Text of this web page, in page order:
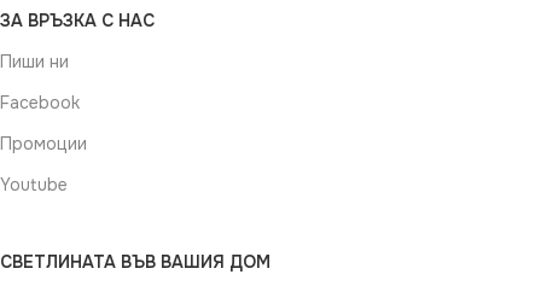
ЗА ВРЪЗКА С НАС
Пиши ни
Facebook
Промоции
Youtube
СВЕТЛИНАТА ВЪВ ВАШИЯ ДОМ